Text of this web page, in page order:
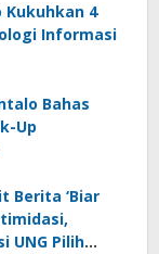
4
Informasi
Bahas
Up
Berita ‘Biar
UNG Pilih